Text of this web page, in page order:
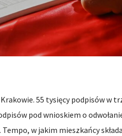
55 tysięcy podpisów w
pod wnioskiem o
w jakim mieszkańcy